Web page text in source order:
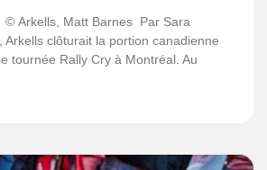
© Arkells, Matt Barnes Par Sara
Arkells clôturait la portion canadienne
tournée Rally Cry à Montréal. Au